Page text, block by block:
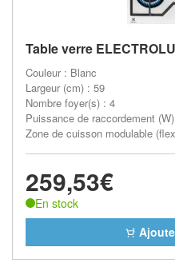
Table verre
Couleur : Blanc
Largeur (cm) : 59
Nombre foyer(s) : 4
Puissance de raccordement
Zone de cuisson modulable
259,53€
En stock